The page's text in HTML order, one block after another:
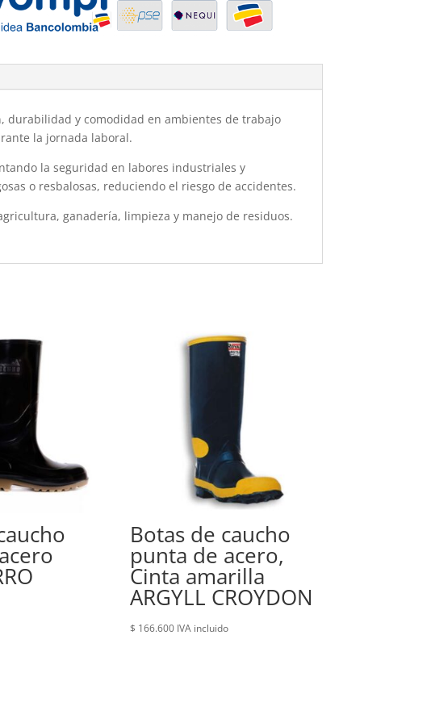
durabilidad y comodidad en ambientes de trabajo
la jornada laboral.
la seguridad en labores industriales y
o resbalosas, reduciendo el riesgo de accidentes.
ganadería, limpieza y manejo de residuos.
Botas de caucho
punta de acero,
Cinta amarilla
ARGYLL CROYDON
$ 166.600 IVA incluido